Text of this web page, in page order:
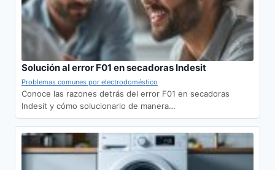
Solución al error F01 en secadoras Indesit
Problemas comunes por electrodoméstico
Conoce las razones detrás del error F01 en secadoras
Indesit y cómo solucionarlo de manera…